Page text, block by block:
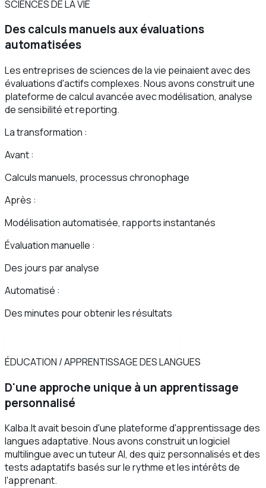
SCIENCES DE LA VIE
Des calculs manuels aux évaluations
automatisées
Les entreprises de sciences de la vie peinaient avec des
évaluations d'actifs complexes. Nous avons construit une
plateforme de calcul avancée avec modélisation, analyse
de sensibilité et reporting.
La transformation :
Avant :
Calculs manuels, processus chronophage
Après :
Modélisation automatisée, rapports instantanés
Évaluation manuelle :
Des jours par analyse
Automatisé :
Des minutes pour obtenir les résultats
ÉDUCATION / APPRENTISSAGE DES LANGUES
D'une approche unique à un apprentissage
personnalisé
Kalba.lt avait besoin d'une plateforme d'apprentissage des
langues adaptative. Nous avons construit un logiciel
multilingue avec un tuteur AI, des quiz personnalisés et des
tests adaptatifs basés sur le rythme et les intérêts de
l'apprenant.